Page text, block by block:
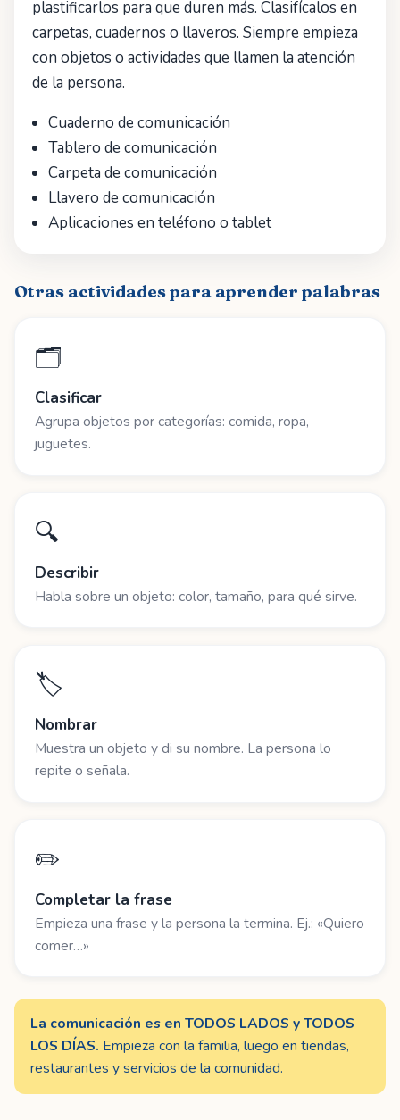
plastificarlos para que duren más. Clasifícalos en
carpetas, cuadernos o llaveros. Siempre empieza
con objetos o actividades que llamen la atención
de la persona.
Cuaderno de comunicación
Tablero de comunicación
Carpeta de comunicación
Llavero de comunicación
Aplicaciones en teléfono o tablet
Otras actividades para aprender palabras
🗂️
Clasificar
Agrupa objetos por categorías: comida, ropa,
juguetes.
🔍
Describir
Habla sobre un objeto: color, tamaño, para qué sirve.
🏷️
Nombrar
Muestra un objeto y di su nombre. La persona lo
repite o señala.
✏️
Completar la frase
Empieza una frase y la persona la termina. Ej.: «Quiero
comer…»
La comunicación es en TODOS LADOS y TODOS
LOS DÍAS. Empieza con la familia, luego en tiendas,
restaurantes y servicios de la comunidad.